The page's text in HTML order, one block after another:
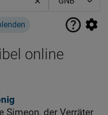
online
Simeon, der Verräter